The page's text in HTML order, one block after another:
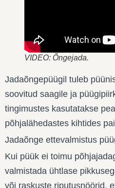
VIDEO: Õngejada.
Jadaõngepüügil tuleb
soovitud saagile ja
tingimustes kasutatakse
põhjalähedastes kihtides
Jadaõnge ettevalmistus
Kui püük ei toimu
valmistada ühtlase
või raskuste riputusnöörid,